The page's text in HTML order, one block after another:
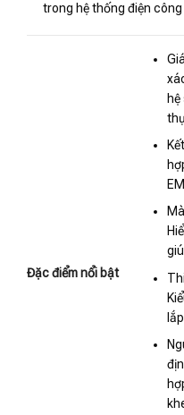
trong hệ thống điện
Đặc điểm nổi bật
hệ